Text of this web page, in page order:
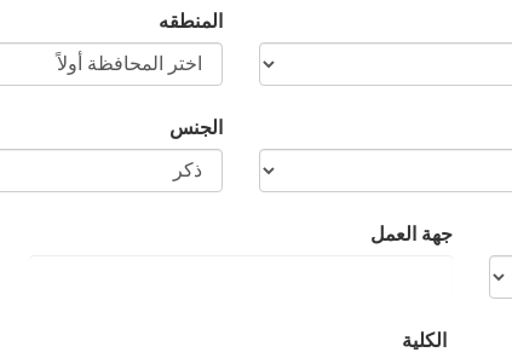
المنطقه
الجنس
جهة العمل
الكلية